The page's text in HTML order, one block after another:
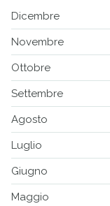
Dicembre
Novembre
Ottobre
Settembre
Agosto
Luglio
Giugno
Maggio